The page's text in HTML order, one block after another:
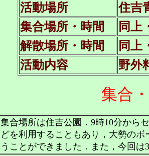
活動場所
住吉
集合場所・時間
同上
解散場所・時間
同上
活動内容
野外
集合
集合場所は住吉公園．9時10分から
どを利用することもあり，大勢の
うことができました．また，今回は